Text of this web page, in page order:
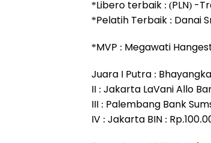
*Libero terbaik : (PLN) -
*Pelatih Terbaik : Danai
*MVP : Megawati
Juara I Putra :
II : Jakarta LaVani Allo
III : Palembang Bank
IV : Jakarta BIN :